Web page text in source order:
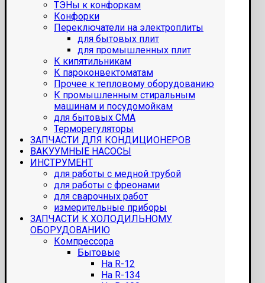
ТЭНы к конфоркам
Конфорки
Переключатели на электроплиты
для бытовых плит
для промышленных плит
К кипятильникам
К пароконвектоматам
Прочее к тепловому оборудованию
К промышленным стиральным
машинам и посудомойкам
для бытовых СМА
Терморегуляторы
ЗАПЧАСТИ ДЛЯ КОНДИЦИОНЕРОВ
ВАКУУМНЫЕ НАСОСЫ
ИНСТРУМЕНТ
для работы с медной трубой
для работы с фреонами
для сварочных работ
измерительные приборы
ЗАПЧАСТИ К ХОЛОДИЛЬНОМУ
ОБОРУДОВАНИЮ
Компрессора
Бытовые
На R-12
На R-134